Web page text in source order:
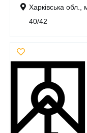
Харківська обл.,
40/42